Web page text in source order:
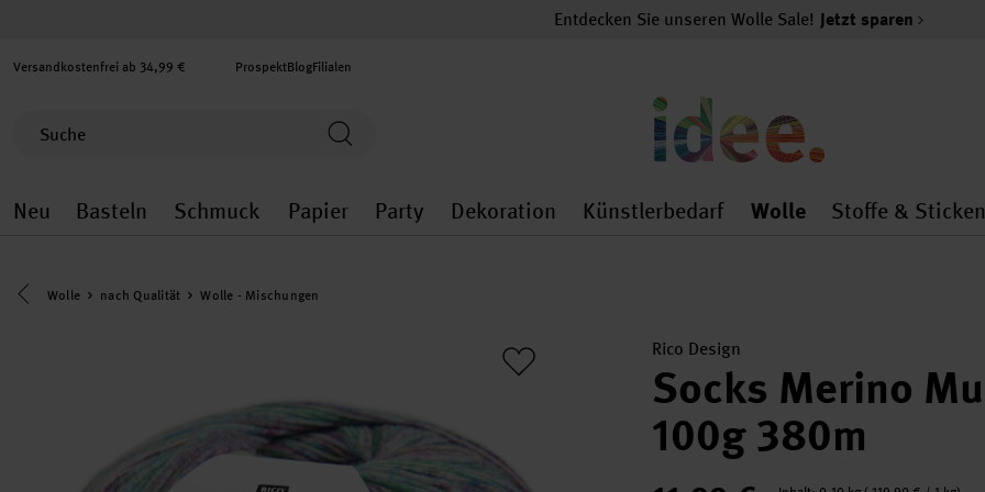
Entdecken Sie unseren Wolle Sale! Jetzt sparen
Versandkostenfrei ab 34,99 € ProspektBlogFilialen
Neu
Neu general.openMenu
Basteln
Basteln general.openMenu
Schmuck
Schmuck general.openMenu
Papier
Papier general.openMenu
Party
Party general.openMenu
Dekoration
Dekoration general.openMenu
Künstlerbedarf
Künstlerbedarf
Wolle
Wolle
Stoffe & Sticken
Eine Kategorie zurück navigieren
Wolle nach Qualität Wolle - Mischungen
Rico Design
Socks Merino
100g 380m